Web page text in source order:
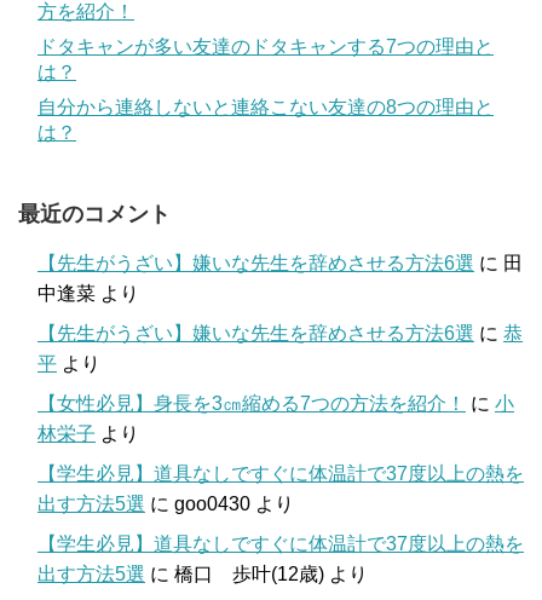
方を紹介！
ドタキャンが多い友達のドタキャンする7つの理由と
は？
自分から連絡しないと連絡こない友達の8つの理由と
は？
最近のコメント
【先生がうざい】嫌いな先生を辞めさせる方法6選 に 田
中逢菜 より
【先生がうざい】嫌いな先生を辞めさせる方法6選 に 恭
平 より
【女性必見】身長を3㎝縮める7つの方法を紹介！
に 小
林栄子 より
【学生必見】道具なしですぐに体温計で37度以上の熱を
出す方法5選 に goo0430 より
【学生必見】道具なしですぐに体温計で37度以上の熱を
出す方法5選 に 橋口 歩叶(12歳) より